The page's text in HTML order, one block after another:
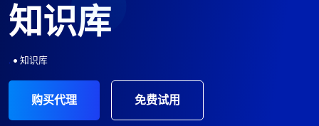
知识库
• 知识库
购买代理 免费试用